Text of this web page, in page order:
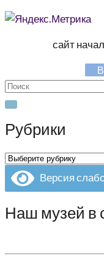
сайт
Search
for:
Рубрики
Рубрики
Версия
Наш музей в